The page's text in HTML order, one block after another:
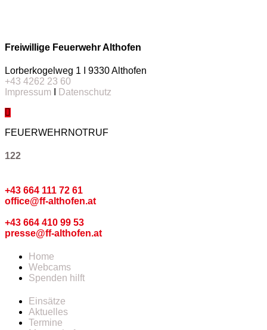
Freiwillige Feuerwehr Althofen
Lorberkogelweg 1 I 9330 Althofen
+43 4262 23 60
Impressum
Datenschutz
FEUERWEHRNOTRUF
122
+43 664 111 72 61
office@ff-althofen.at
+43 664 410 99 53
presse@ff-althofen.at
Home
Webcams
Spenden hilft
Einsätze
Aktuelles
Termine